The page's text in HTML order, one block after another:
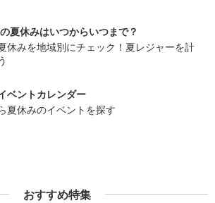
夏休みはいつからいつまで？
休みを地域別にチェック！夏レジャーを計
ベントカレンダー
夏休みのイベントを探す
おすすめ特集